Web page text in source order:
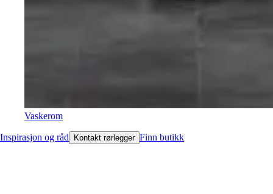
Vaskerom
Inspirasjon og råd Kontakt rørlegger Finn butikk